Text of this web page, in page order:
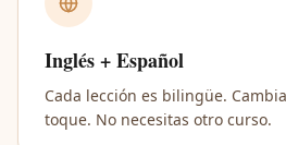
Inglés + Español
Cada lección es bilingüe.
toque. No necesitas otro curso.